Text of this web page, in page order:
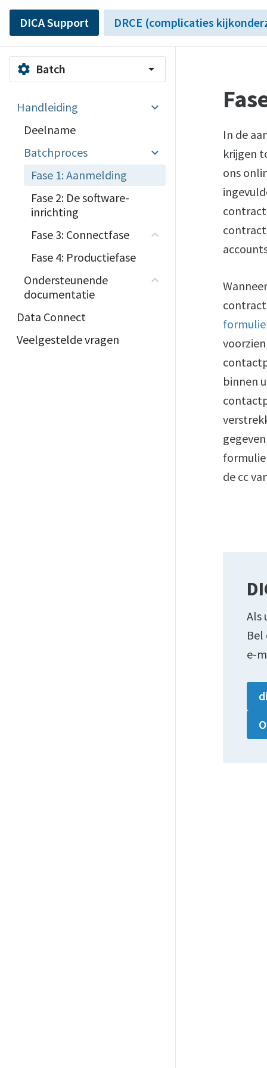
DICA Support DRCE (complicaties
settings Batch arrow_drop_down
Handleiding
Deelname
Batchproces
Fase 1: Aanmelding
Fase 2: De software-
inrichting
Fase 3: Connectfase
Fase 4: Productiefase
Ondersteunende
documentatie
Data Connect
Veelgestelde vragen
In de
krijgen
ons
binnen
de cc
Als
e-